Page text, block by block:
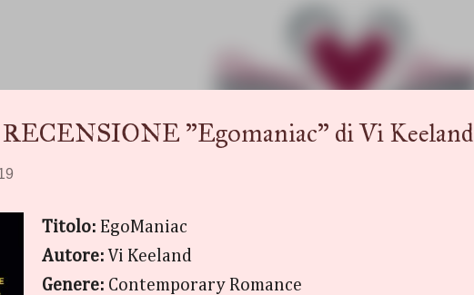
"Egomaniac" di Vi Keeland
Titolo: EgoManiac
Autore: Vi Keeland
Genere: Contemporary Romance